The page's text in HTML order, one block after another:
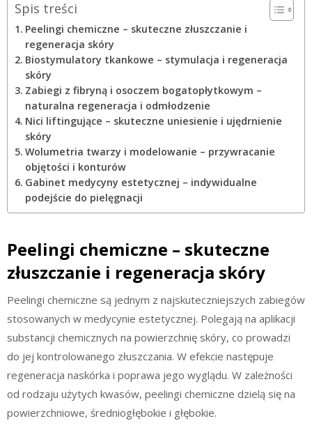
Spis treści
Peelingi chemiczne – skuteczne złuszczanie i
regeneracja skóry
Biostymulatory tkankowe – stymulacja i regeneracja
skóry
Zabiegi z fibryną i osoczem bogatopłytkowym –
naturalna regeneracja i odmłodzenie
Nici liftingujące – skuteczne uniesienie i ujędrnienie
skóry
Wolumetria twarzy i modelowanie – przywracanie
objętości i konturów
Gabinet medycyny estetycznej – indywidualne
podejście do pielęgnacji
Peelingi chemiczne – skuteczne
złuszczanie i regeneracja skóry
Peelingi chemiczne są jednym z najskuteczniejszych zabiegów
stosowanych w medycynie estetycznej. Polegają na aplikacji
substancji chemicznych na powierzchnię skóry, co prowadzi
do jej kontrolowanego złuszczania. W efekcie następuje
regeneracja naskórka i poprawa jego wyglądu. W zależności
od rodzaju użytych kwasów, peelingi chemiczne dzielą się na
powierzchniowe, średniogłębokie i głębokie.